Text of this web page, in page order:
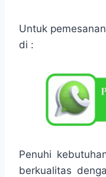
Untuk
di :
Penuhi
berkualitas